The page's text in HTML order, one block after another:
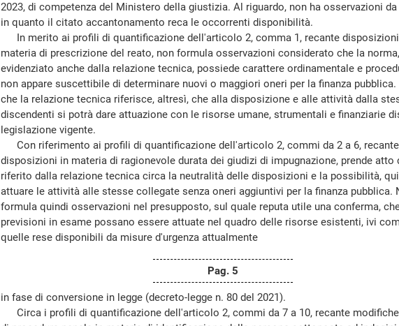
2023, di competenza del Ministero della giustizia. Al riguardo, non ha osservazioni
in quanto il citato accantonamento reca le occorrenti disponibilità.
In merito ai profili di quantificazione dell'articolo 2, comma 1, recante
materia di prescrizione del reato, non formula osservazioni considerato che la
evidenziato anche dalla relazione tecnica, possiede carattere ordinamentale e
non appare suscettibile di determinare nuovi o maggiori oneri per la finanza pubblica.
che la relazione tecnica riferisce, altresì, che alla disposizione e alle attività dalla
discendenti si potrà dare attuazione con le risorse umane, strumentali e finanziarie
legislazione vigente.
Con riferimento ai profili di quantificazione dell'articolo 2, commi da 2 a 6, recante
disposizioni in materia di ragionevole durata dei giudizi di impugnazione, prende atto
riferito dalla relazione tecnica circa la neutralità delle disposizioni e la possibilità,
attuare le attività alle stesse collegate senza oneri aggiuntivi per la finanza pubblica.
formula quindi osservazioni nel presupposto, sul quale reputa utile una conferma,
previsioni in esame possano essere attuate nel quadro delle risorse esistenti, ivi
quelle rese disponibili da misure d'urgenza attualmente
Pag. 5
in fase di conversione in legge (decreto-legge n. 80 del 2021).
Circa i profili di quantificazione dell'articolo 2, commi da 7 a 10, recante